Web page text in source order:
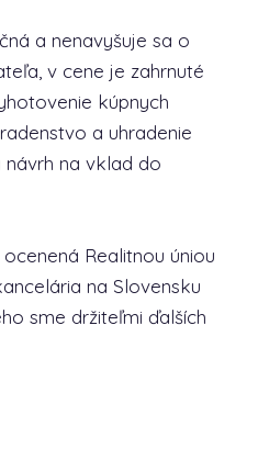
a nenavyšuje sa o
v cene je zahrnuté
kúpnych
a uhradenie
na vklad do
Realitnou úniou
na Slovensku
sme držiteľmi ďalších